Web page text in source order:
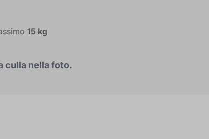
15 kg
culla nella foto.